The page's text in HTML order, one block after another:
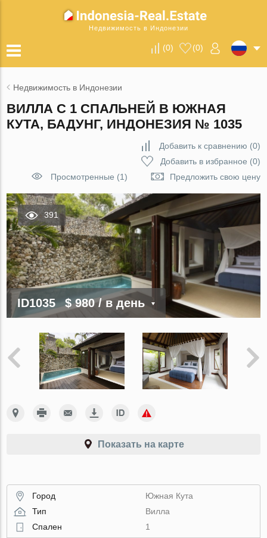
Недвижимость в Индонезии
(0) (0)
Недвижимость в Индонезии
ВИЛЛА С 1 СПАЛЬНЕЙ В ЮЖНАЯ
КУТА, БАДУНГ, ИНДОНЕЗИЯ № 1035
Добавить к сравнению (0)
Добавить в избранное (0)
Просмотренные (1)
Предложить свою цену
391
ID1035 $ 980/ в день
Показать на карте
Город
Южная Кута
Тип
Вилла
Спален
1